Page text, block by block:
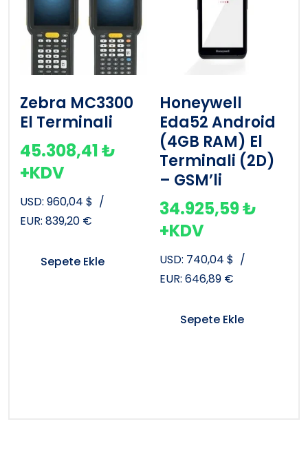
Zebra MC3300
El Terminali
45.308,41₺
+KDV
USD: 960,04 $ /
EUR: 839,20 €
Sepete Ekle
Honeywell
Eda52 Android
(4GB RAM) El
Terminali (2D)
– GSM’li
34.925,59₺
+KDV
USD: 740,04 $ /
EUR: 646,89 €
Sepete Ekle